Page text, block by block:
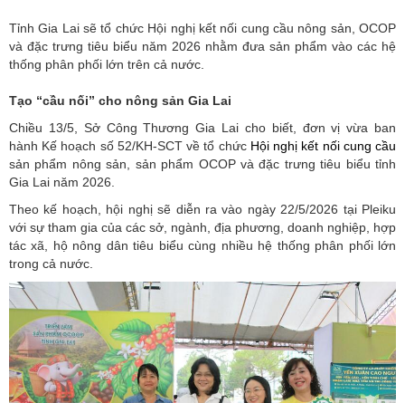
Tỉnh Gia Lai sẽ tổ chức Hội nghị kết nối cung cầu nông sản, OCOP
và đặc trưng tiêu biểu năm 2026 nhằm đưa sản phẩm vào các hệ
thống phân phối lớn trên cả nước.
Tạo “cầu nối” cho nông sản Gia Lai
Chiều 13/5, Sở Công Thương Gia Lai cho biết, đơn vị vừa ban
hành Kế hoạch số 52/KH-SCT về tổ chức Hội nghị kết nối cung cầu
sản phẩm nông sản, sản phẩm OCOP và đặc trưng tiêu biểu tỉnh
Gia Lai năm 2026.
Theo kế hoạch, hội nghị sẽ diễn ra vào ngày 22/5/2026 tại Pleiku
với sự tham gia của các sở, ngành, địa phương, doanh nghiệp, hợp
tác xã, hộ nông dân tiêu biểu cùng nhiều hệ thống phân phối lớn
trong cả nước.